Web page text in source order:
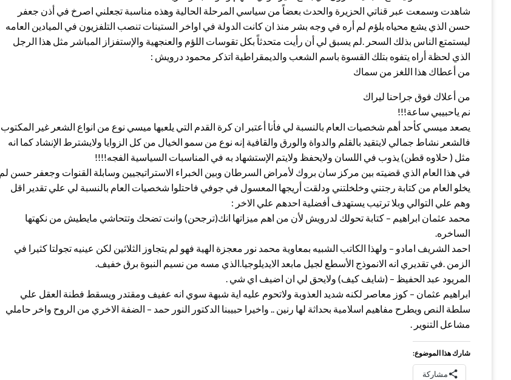
شاهدت وسمعت عبر قناتي الحزيرة والحدث بعضاً من سياسي المرحلة الحالية وهذه مناسبة تجعلني اصرخ في أذن جعفر
حسن الذي يشع محياه بلؤم لم أره في وجه بشر منذ ان كانت الدولة في اواخر الستينات تنصب التلفزيون في الميادين العامه
ليستمتع الناس بذلك السحر .لم يسبق لي أن رأيت متحدثاً بكل تقوسات اللؤم والعنجهية والإستفزاز المباشر مثل هذا الرجل
الذي لحظة أراه يتفوه بتلك القسوة باسم الشعب والديمقراطية اتذكر محمود درويش :
من أعطاك هذا اللغز من سماك
من أعلاك فوق جراحنا ليراك
نم ياحبيبي ساعة!!!
يصعد ميسي كأحد أهم شخصيات العام بالنسبة لي فأنا أعتبر ان كرة القدم التي يلعبها ميسي نوع من انواع الشعر غير المكتوب
فالشعر نشاط جمالي لايتقيد بالقلم والدواة والورق والقافية إنه نوع من سمو الخيال من كل الزوايا ولايشترط الإنشاد كما انه
مثل ( حلاوه قطن) يذوب في اللسان ولايحفظ ولايتم الإستشهاد به في المناسبات السياسية الفجه!!!!
في هذا العام الذي قضيته بين مركز سان بروك لأمراض السرطان وبين الخبراء الاستراتيجيين وسابلة القنوات وجعفر حسن لم
يخلو العام من كتابة رجتني وخلخلتني ودلقت أريجها المعسول في جوفي فاحتلوا شخصيات العام بالنسبة لي علي تقدير اقل
وهم علي التوالي وبلا ترتيب يستهدف أفضلية احدهم علي الاخر :
محمد عثمان ابراهيم – كتابة تحولك لدرويش لأن من اهم ميزاتها انك(ترجحن) وانت تضحك وتتحاشي مايطيش من نكهتها
الساخره.
احمد الشريف امادو – ولهذا الكاتب الشبيه بمعاوية محمد نور معجزة الهية فهو لم يتجاوز الثلاثين لكن عينيه تجولتا كثيرا في
الزمن .في تقديري انه الانموذج الأسطع لجيل مابعد الايديلوجيا.الذي مسه من نسيم النبوة برق خفيف.
المريود عبد الحفيظ – (شايف كيف) ولايحق لي ان اضيف اي شي .
ابراهيم عثمان – كوز معاصر لكنه شديد العذوبة ولاتحوم عليه اية شبهة سوي انه عفيف ومقتدر ويسقط فطنة العقل علي
سلطة النص ويطرح مفاهيم اسلامية بحداثة لها رنين .. واخيرا حبيبنا الدكتور النور حمد – الضفة الاخري من الروح واخر حاملي
مشاعل التنوير .
شارك هذا الموضوع:
مشاركة